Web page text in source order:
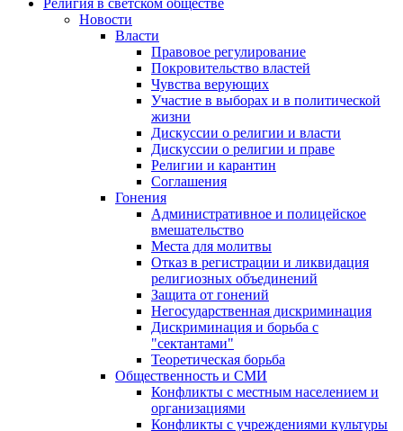
Религия в светском обществе
Новости
Власти
Правовое регулирование
Покровительство властей
Чувства верующих
Участие в выборах и в политической
жизни
Дискуссии о религии и власти
Дискуссии о религии и праве
Религии и карантин
Соглашения
Гонения
Административное и полицейское
вмешательство
Места для молитвы
Отказ в регистрации и ликвидация
религиозных объединений
Защита от гонений
Негосударственная дискриминация
Дискриминация и борьба с
"сектантами"
Теоретическая борьба
Общественность и СМИ
Конфликты с местным населением и
организациями
Конфликты с учреждениями культуры